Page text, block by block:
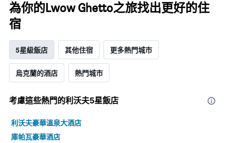
為你的Lwow Ghetto之旅找出更好的住
宿
5星級飯店 其他住宿 更多熱門城市
烏克蘭的酒店 熱門城市
考慮這些熱門的利沃夫5星​飯店
利沃夫豪華溫泉大酒店
庫帕瓦豪華酒店